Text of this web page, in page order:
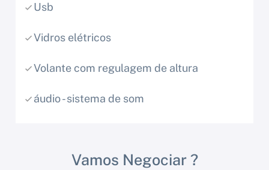
Usb
Vidros elétricos
Volante com regulagem de altura
áudio - sistema de som
Vamos Negociar ?